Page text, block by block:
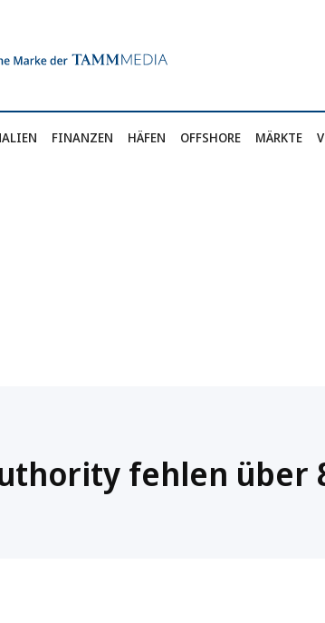
FINANZEN HÄFEN OFFSHORE MÄRKTE
fehlen über